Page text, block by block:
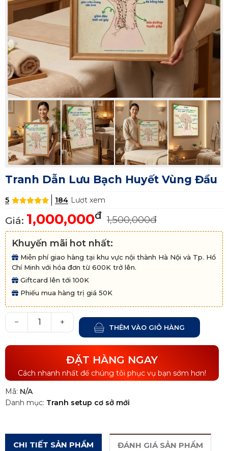
Tranh Dẫn Lưu Bạch Huyết Vùng Đầu
5 184 Lượt xem
Giá: 1,000,000đ 1,500,000đ
Khuyến mãi hot nhất:
Miễn phí giao hàng tại khu vực nội thành Hà Nội và Tp. Hồ
Chí Minh với hóa đơn từ 600K trở lên.
Giftcard lên tới 100K
Phiếu mua hàng trị giá 50K
− +
THÊM VÀO GIỎ HÀNG
ĐẶT HÀNG NGAY
Cách nhanh nhất để chúng tôi phục vụ bạn sớm hơn!
Mã: N/A
Danh mục: Tranh setup cơ sở mới
CHI TIẾT SẢN PHẨM ĐÁNH GIÁ SẢN PHẨM